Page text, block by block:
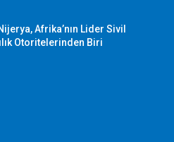
Afrika’nın Lider Sivil
Otoritelerinden Biri